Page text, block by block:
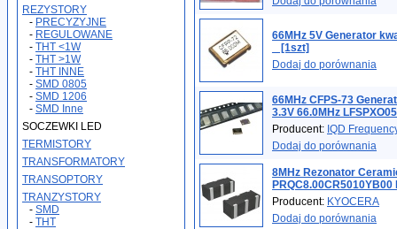
REZYSTORY
- PRECYZYJNE
- REGULOWANE
- THT <1W
- THT >1W
- THT INNE
- SMD 0805
- SMD 1206
- SMD Inne
SOCZEWKI LED
TERMISTORY
TRANSFORMATORY
TRANSOPTORY
TRANZYSTORY
- SMD
- THT
66MHz 5V Generator
_ [1szt]
Dodaj do porównania
66MHz CFPS-73
3.3V 66.0MHz
Producent: IQD
Dodaj do porównania
8MHz Rezonator
Producent: KYOCERA
Dodaj do porównania